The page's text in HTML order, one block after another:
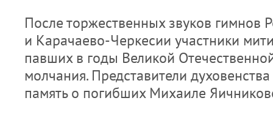
После торжественных звуков гимнов
и Карачаево-Черкесии участники
павших в годы Великой
молчания. Представители
память о погибших Михаиле